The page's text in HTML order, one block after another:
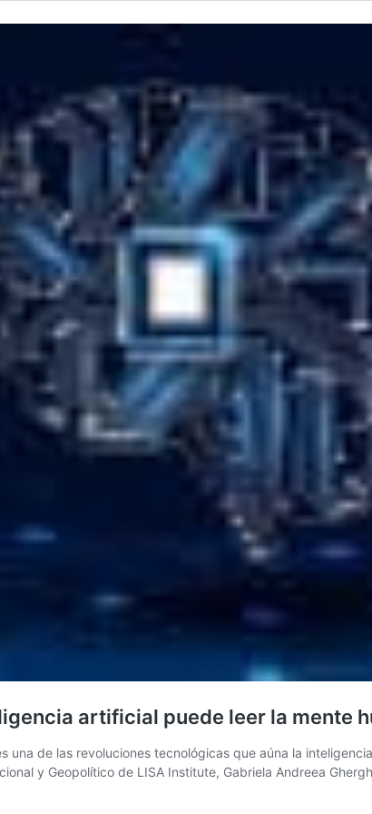
artificial puede leer la mente
de las revoluciones tecnológicas que aúna la
y Geopolítico de LISA Institute, Gabriela Andreea